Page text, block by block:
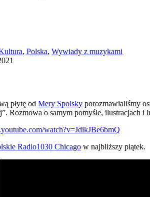
, Polska, Wywiady z muzykami
płytę od Mery Spolsky porozmawialiśmy
Rozmowa o samym pomyśle, ilustracjach i
watch?v=JdikJBe6bmQ
Radio1030 Chicago w najbliższy piątek.